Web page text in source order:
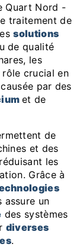
Quart Nord -
traitement de
solutions
de qualité
les
rôle crucial en
par des
et de
de
et des
les
Grâce à
assure un
des systèmes
diverses
.